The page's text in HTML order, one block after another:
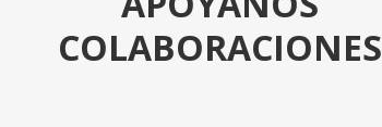
COLABORACIONES